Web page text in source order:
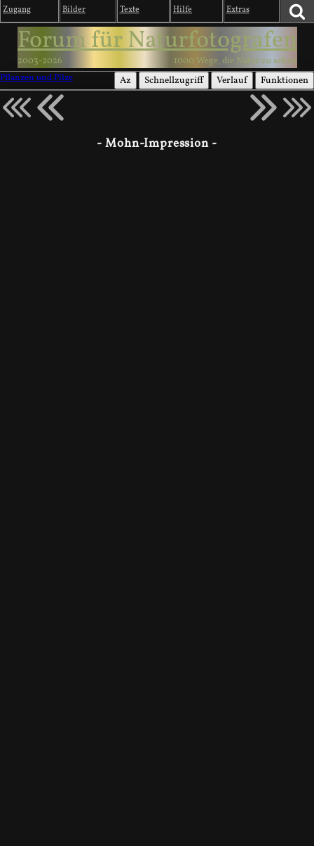
Zugang Bilder Texte Hilfe Extras
Forum für Naturfotografen
2003-2026
1000 Wege, die Natur zu sehen
Pflanzen und Pilze
Az Schnellzugriff Verlauf Funktionen
- Mohn-Impression -